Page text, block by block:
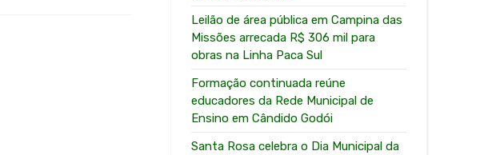
Leilão de área pública em Campina das
Missões arrecada R$ 306 mil para
obras na Linha Paca Sul
Formação continuada reúne
educadores da Rede Municipal de
Ensino em Cândido Godói
Santa Rosa celebra o Dia Municipal da